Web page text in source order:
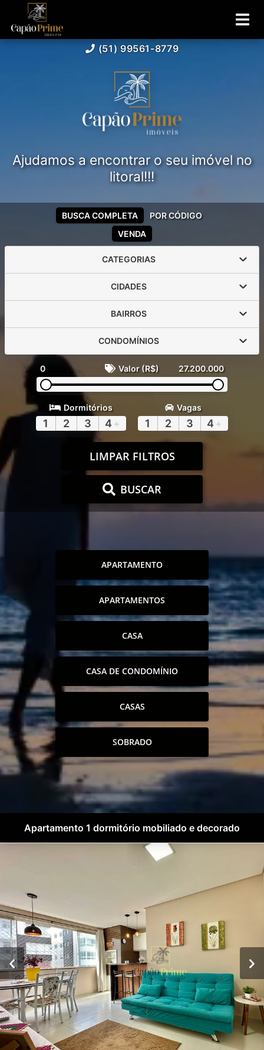
(51) 99561-8779
Ajudamos a encontrar o seu imóvel no
litoral!!!
VENDA
BUSCA COMPLETA POR CÓDIGO
CATEGORIAS
CIDADES
BAIRROS
CONDOMÍNIOS
0 Valor (R$) 27.200.000
Dormitórios
1 2 3 4 +
Vagas
1 2 3 4 +
LIMPAR FILTROS
BUSCAR
APARTAMENTO
APARTAMENTOS
CASA
CASA DE CONDOMÍNIO
CASAS
SOBRADO
Apartamento 1 dormitório mobiliado e decorado